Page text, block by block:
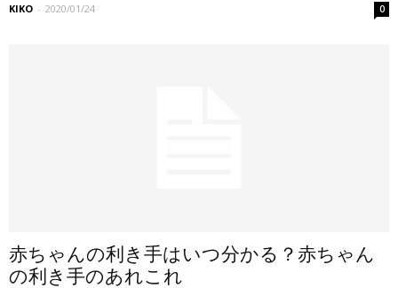
KIKO - 2020/01/24 0
赤ちゃんの利き手はいつ分かる？赤ちゃん
の利き手のあれこれ